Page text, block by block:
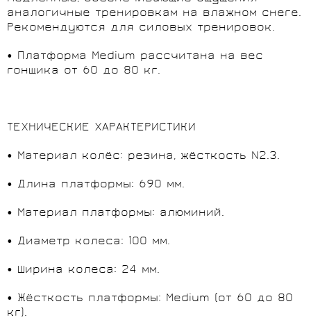
аналогичные тренировкам на влажном снеге.
Рекомендуются для силовых тренировок.
• Платформа Medium рассчитана на вес
гонщика от 60 до 80 кг.
ТЕХНИЧЕСКИЕ ХАРАКТЕРИСТИКИ
• Материал колёс: резина, жёсткость N2.3.
• Длина платформы: 690 мм.
• Материал платформы: алюминий.
• Диаметр колеса: 100 мм.
• Ширина колеса: 24 мм.
• Жёсткость платформы: Medium (от 60 до 80
кг).